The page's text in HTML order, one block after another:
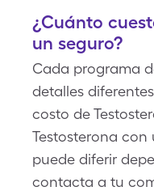
¿Cuánto
un seguro?
Cada programa
detalles
costo de
Testosterona
puede diferir
contacta a tu